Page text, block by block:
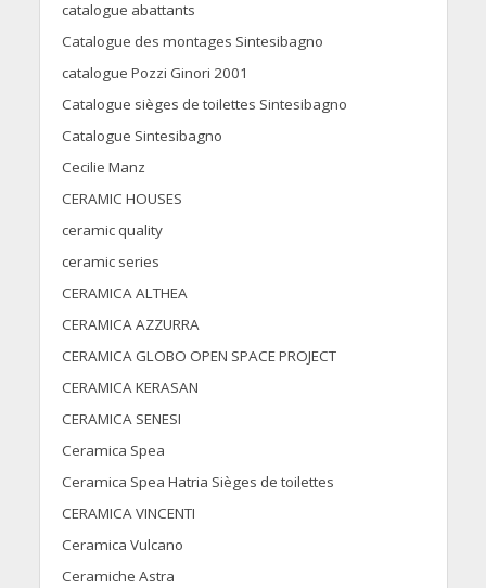
catalogue abattants
Catalogue des montages Sintesibagno
catalogue Pozzi Ginori 2001
Catalogue sièges de toilettes Sintesibagno
Catalogue Sintesibagno
Cecilie Manz
CERAMIC HOUSES
ceramic quality
ceramic series
CERAMICA ALTHEA
CERAMICA AZZURRA
CERAMICA GLOBO OPEN SPACE PROJECT
CERAMICA KERASAN
CERAMICA SENESI
Ceramica Spea
Ceramica Spea Hatria Sièges de toilettes
CERAMICA VINCENTI
Ceramica Vulcano
Ceramiche Astra